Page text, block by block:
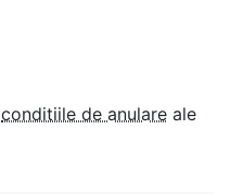
conditiile de anulare ale